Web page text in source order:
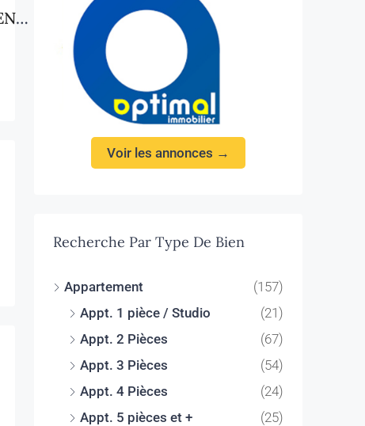
TOP EMPLACEMENT MENTON – DROIT AU BAIL – CENTRE-VILLE À FORT PASSAGE
Voir les annonces →
Recherche Par Type De Bien
Appartement
(157)
Appt. 1 pièce / Studio
(21)
Appt. 2 Pièces
(67)
Appt. 3 Pièces
(54)
Appt. 4 Pièces
(24)
Appt. 5 pièces et +
(25)